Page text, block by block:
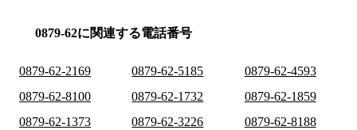
0879-62に関連する電話番号
0879-62-2169 0879-62-5185
0879-62-4593
0879-62-8100
0879-62-1732
0879-62-1859
0879-62-1373
0879-62-3226
0879-62-8188